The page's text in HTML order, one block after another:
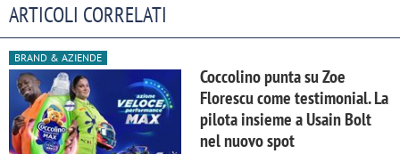
ARTICOLI CORRELATI
BRAND & AZIENDE
Coccolino punta su Zoe
Florescu come testimonial. La
pilota insieme a Usain Bolt
nel nuovo spot